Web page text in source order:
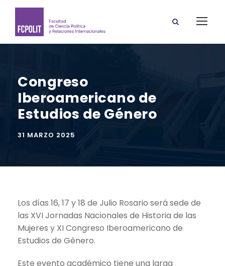
Congreso
Iberoamericano de
Estudios de Género
31 MARZO 2025
Los días 16, 17 y 18 de Julio Rosario será sede de
las XVI Jornadas Nacionales de Historia de las
Mujeres y XI Congreso Iberoamericano de
Estudios de Género.
Este evento académico tiene una larga